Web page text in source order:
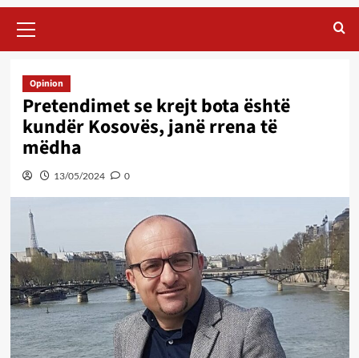
Menu
Opinion
Pretendimet se krejt bota është
kundër Kosovës, janë rrena të
mëdha
13/05/2024 0